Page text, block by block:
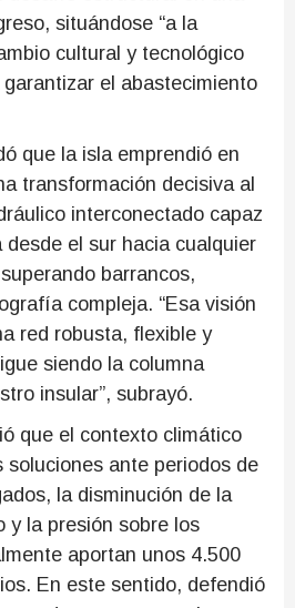
situándose “a la
cultural y tecnológico
el abastecimiento
que la isla emprendió en
transformación decisiva al
interconectado capaz
el sur hacia cualquier
barrancos,
compleja. “Esa visión
red robusta, flexible y
siendo la columna
insular”, subrayó.
que el contexto climático
soluciones ante periodos de
la disminución de la
y la presión sobre los
aportan unos 4.500
En este sentido, defendió